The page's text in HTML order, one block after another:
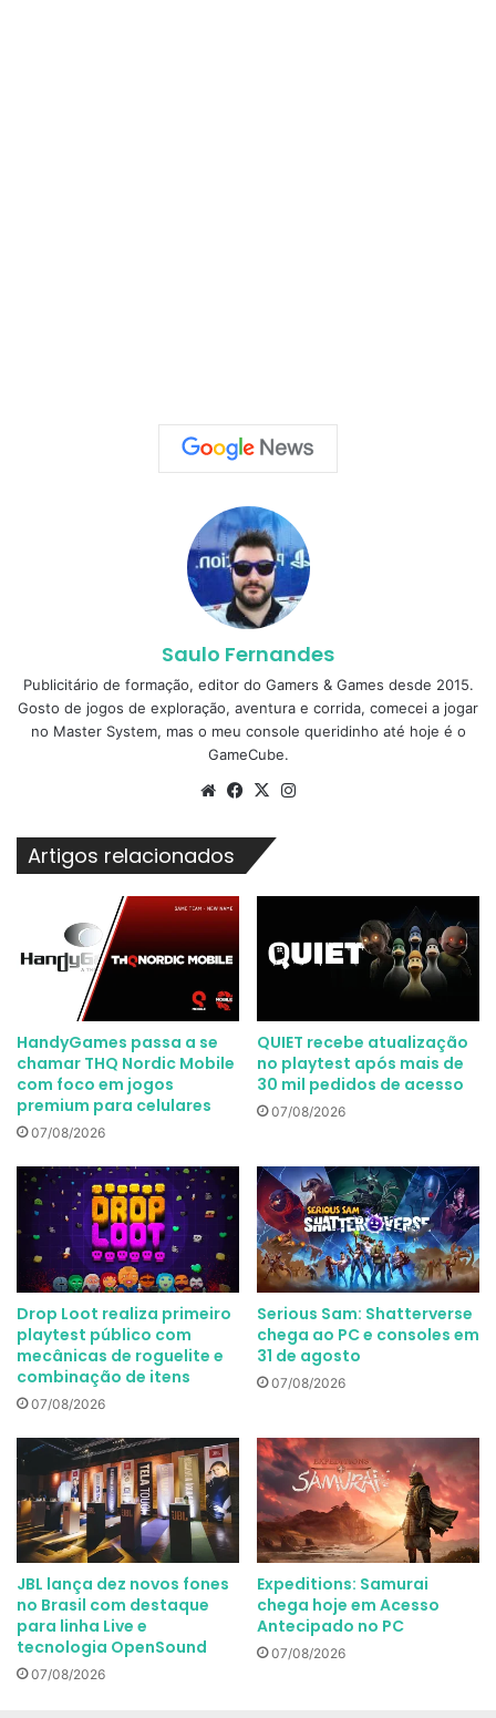
Saulo Fernandes
Publicitário de formação, editor do Gamers & Games desde 2015.
Gosto de jogos de exploração, aventura e corrida, comecei a jogar
no Master System, mas o meu console queridinho até hoje é o
GameCube.
WebsiteFacebook
X
Artigos relacionados
HandyGames passa a se
chamar THQ Nordic Mobile
com foco em jogos
premium para celulares
07/08/2026
QUIET recebe atualização
no playtest após mais de
30 mil pedidos de acesso
07/08/2026
Drop Loot realiza primeiro
playtest público com
mecânicas de roguelite e
combinação de itens
07/08/2026
Serious Sam: Shatterverse
chega ao PC e consoles em
31 de agosto
07/08/2026
JBL lança dez novos fones
no Brasil com destaque
para linha Live e
tecnologia OpenSound
07/08/2026
Expeditions: Samurai
chega hoje em Acesso
Antecipado no PC
07/08/2026